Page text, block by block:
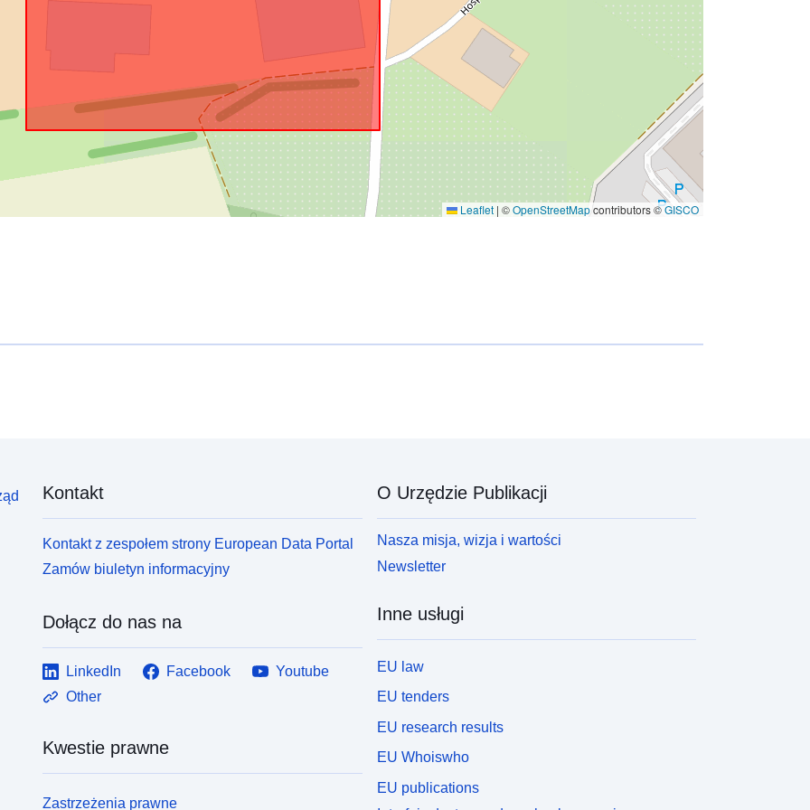
Leaflet | ©OpenStreetMapcontributors ©GISCO
Kontakt
Kontakt z zespołem strony European Data Portal
Zamów biuletyn informacyjny
Dołącz do nas na
LinkedIn Facebook
Youtube
Other
Kwestie prawne
Zastrzeżenia prawne
O Urzędzie Publikacji
Nasza misja, wizja i wartości
Newsletter
Inne usługi
EU law
EU tenders
EU research results
EU Whoiswho
EU publications